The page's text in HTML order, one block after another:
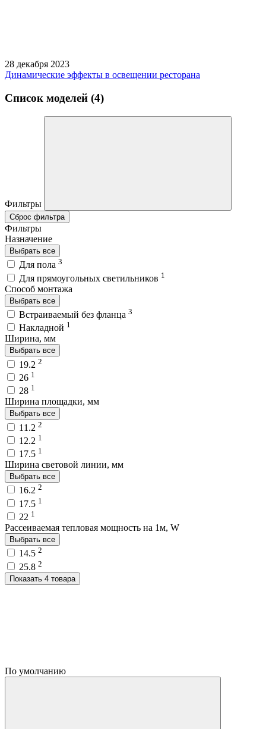
28 декабря 2023
Динамические эффекты в освещении ресторана
Список моделей (4)
Фильтры
Сброс фильтра
Фильтры
Назначение
Выбрать все
Для пола 3
Для прямоугольных светильников 1
Способ монтажа
Выбрать все
Встраиваемый без фланца 3
Накладной 1
Ширина, мм
Выбрать все
19.2 2
26 1
28 1
Ширина площадки, мм
Выбрать все
11.2 2
12.2 1
17.5 1
Ширина световой линии, мм
Выбрать все
16.2 2
17.5 1
22 1
Рассеиваемая тепловая мощность на 1м, W
Выбрать все
14.5 2
25.8 2
Показать 4 товара
По умолчанию